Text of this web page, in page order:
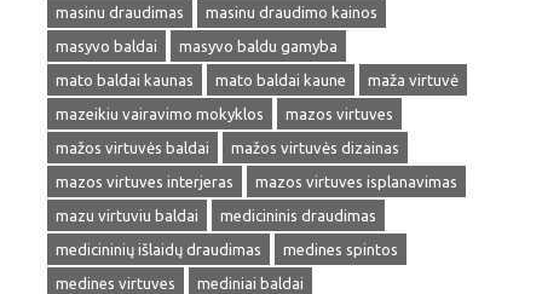
masinu draudimas
masinu draudimo kainos
masyvo baldai
masyvo baldu gamyba
mato baldai kaunas
mato baldai kaune
maža virtuvė
mazeikiu vairavimo mokyklos
mazos virtuves
mažos virtuvės baldai
mažos virtuvės dizainas
mazos virtuves interjeras
mazos virtuves isplanavimas
mazu virtuviu baldai
medicininis draudimas
medicininių išlaidų draudimas
medines spintos
medines virtuves
mediniai baldai